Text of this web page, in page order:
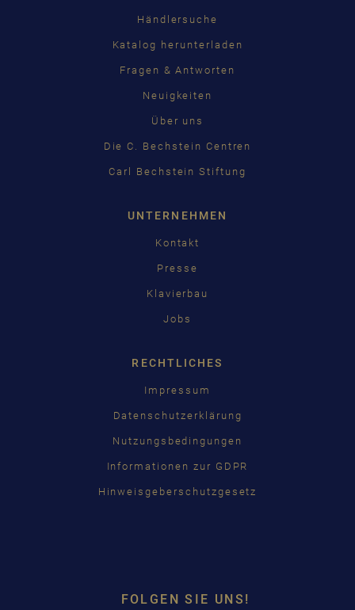
Händlersuche
Katalog herunterladen
Fragen & Antworten
Neuigkeiten
Über uns
Die C. Bechstein Centren
Carl Bechstein Stiftung
UNTERNEHMEN
Kontakt
Presse
Klavierbau
Jobs
RECHTLICHES
Impressum
Datenschutzerklärung
Nutzungsbedingungen
Informationen zur GDPR
Hinweisgeberschutzgesetz
FOLGEN SIE UNS!